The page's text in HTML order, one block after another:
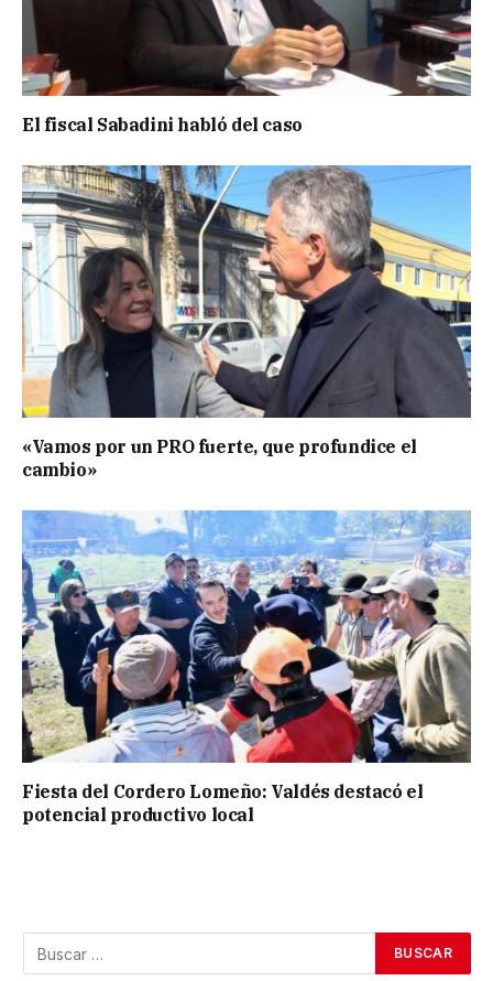
El fiscal Sabadini habló del caso
«Vamos por un PRO fuerte, que profundice el
cambio»
Fiesta del Cordero Lomeño: Valdés destacó el
potencial productivo local